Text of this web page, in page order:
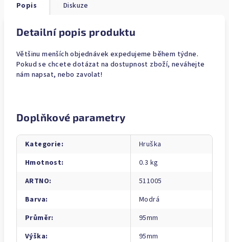
Popis Diskuze
Detailní popis produktu
Většinu menších objednávek expedujeme během týdne.
Pokud se chcete dotázat na dostupnost zboží, neváhejte
nám napsat, nebo zavolat!
Doplňkové parametry
Kategorie:
Hruška
Hmotnost:
0.3 kg
ARTNO:
511005
Barva:
Modrá
Průměr:
95mm
Výška: 95mm